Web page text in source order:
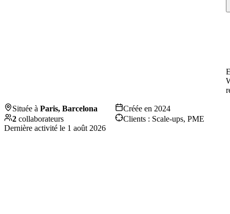
Située à Paris, Barcelona Créée en 2024
2 collaborateurs Clients : Scale-ups, PME
Dernière activité le 1 août 2026